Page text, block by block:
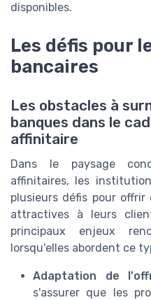
disponibles.
Les défis pour
bancaires
Les obstacles à
banques dans le
affinitaire
Dans le paysage
affinitaires, les
plusieurs défis pour
attractives à leurs
principaux enjeux
lorsqu'elles abordent ce
Adaptation de
s'assurer que les